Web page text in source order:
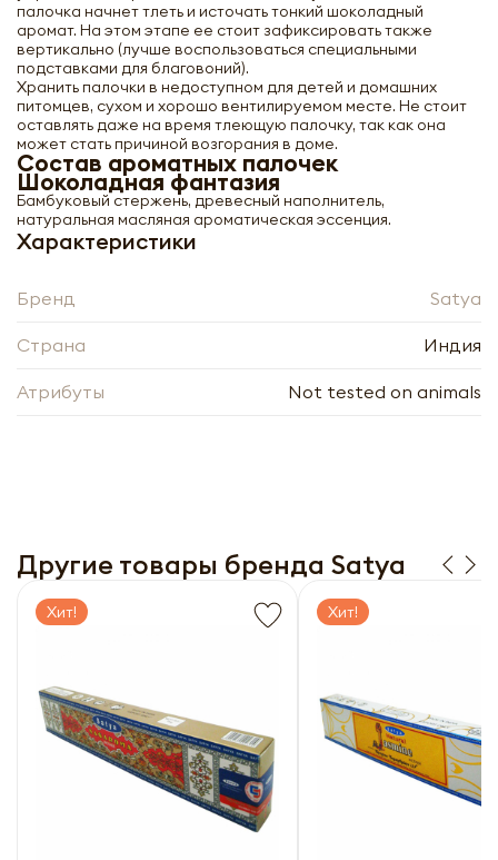
палочка начнет тлеть и источать тонкий шоколадный
аромат. На этом этапе ее стоит зафиксировать также
вертикально (лучше воспользоваться специальными
подставками для благовоний).
Хранить палочки в недоступном для детей и домашних
питомцев, сухом и хорошо вентилируемом месте. Не стоит
оставлять даже на время тлеющую палочку, так как она
может стать причиной возгорания в доме.
Состав ароматных палочек
Шоколадная фантазия
Бамбуковый стержень, древесный наполнитель,
натуральная масляная ароматическая эссенция.
Характеристики
Бренд Satya
Страна Индия
Атрибуты Not tested on animals
Другие товары бренда Satya
Хит! Хит!
Нажимая кнопку «Отправить», я даю своё согласие
Отправить
Благовоние Шоколадная фантазия
(Choco Fantasy incense sticks) Satya |
Сатья 15г
- +
на обработку моих персональных данных, в
Оформить